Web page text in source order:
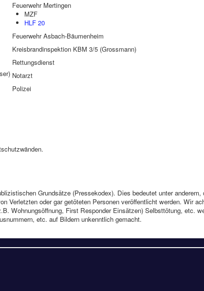
Feuerwehr Mertingen
MZF
HLF 20
Feuerwehr Asbach-Bäumenheim
Kreisbrandinspektion KBM 3/5 (Grossmann)
Rettungsdienst
Notarzt
Polizei
Grundsätze (Pressekodex). Dies bedeutet unter anderem,
Verletzten oder gar getöteten Personen veröffentlicht werden. Wir
Wohnungsöffnung, First Responder Einsätzen) Selbsttötung, etc.
etc. auf Bildern unkenntlich gemacht.